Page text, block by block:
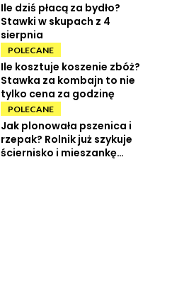
Ile dziś płacą za bydło?
Stawki w skupach z 4
sierpnia
POLECANE
Ile kosztuje koszenie zbóż?
Stawka za kombajn to nie
tylko cena za godzinę
POLECANE
Jak plonowała pszenica i
rzepak? Rolnik już szykuje
ściernisko i mieszankę